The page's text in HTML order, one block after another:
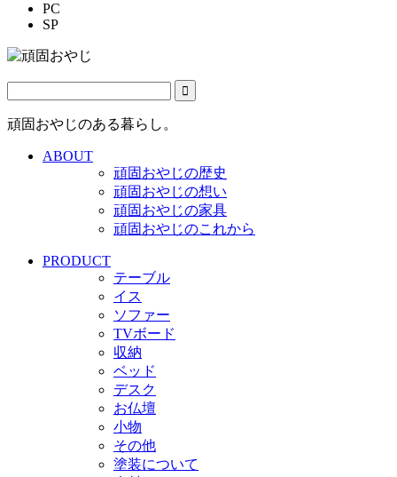
PC
SP
頑固おやじのある暮らし。
ABOUT
頑固おやじの歴史
頑固おやじの想い
頑固おやじの家具
頑固おやじのこれから
PRODUCT
テーブル
イス
ソファー
TVボード
収納
ベッド
デスク
お仏壇
小物
その他
塗装について